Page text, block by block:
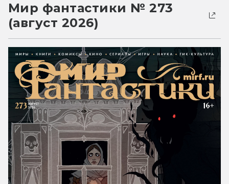
Мир фантастики № 273
(август 2026)